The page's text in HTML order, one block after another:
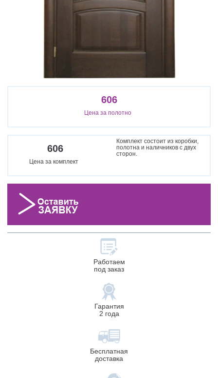
606
Цена за полотно
606
Цена за комплект
Комплект состоит из коробки,
полотна и наличников с двух
сторон.
Работаем
под заказ
Гарантия
2 года
Бесплатная
доставка